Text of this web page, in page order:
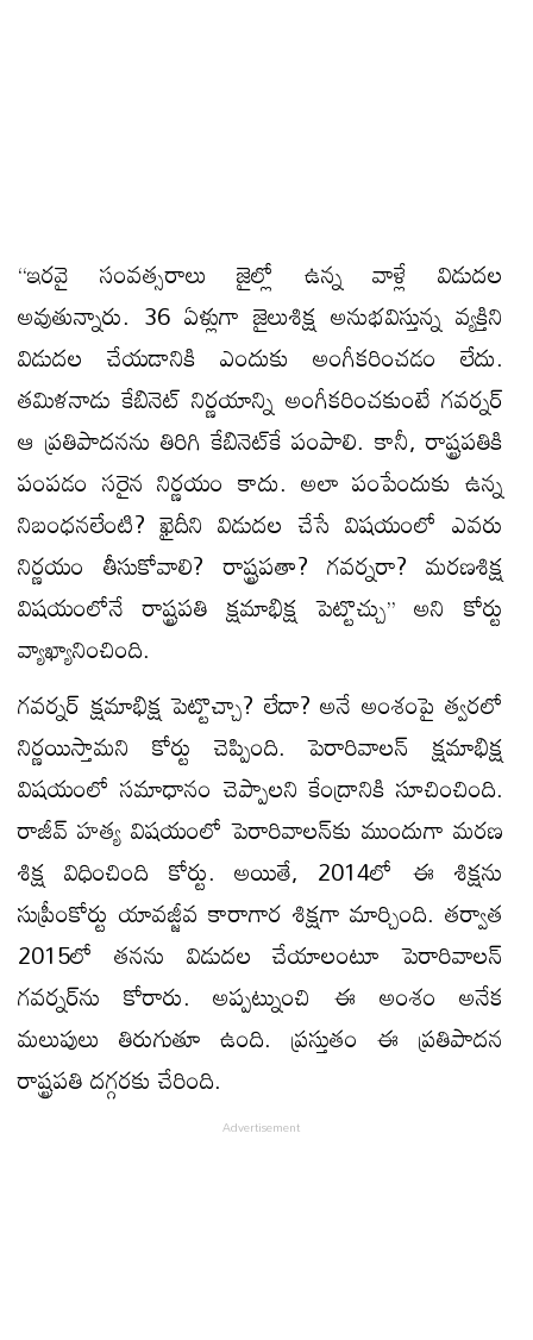
‘‘ఇరవై సంవత్సరాలు జైల్లో ఉన్న వాళ్లే విడుదల
అవుతున్నారు. 36 ఏళ్లుగా జైలుశిక్ష అనుభవిస్తున్న వ్యక్తిని
విడుదల చేయడానికి ఎందుకు అంగీకరించడం లేదు.
తమిళనాడు కేబినెట్ నిర్ణయాన్ని అంగీకరించకుంటే గవర్నర్
ఆ ప్రతిపాదనను తిరిగి కేబినెట్‌కే పంపాలి. కానీ, రాష్ట్రపతికి
పంపడం సరైన నిర్ణయం కాదు. అలా పంపేందుకు ఉన్న
నిబంధనలేంటి? ఖైదీని విడుదల చేసే విషయంలో ఎవరు
నిర్ణయం తీసుకోవాలి? రాష్ట్రపతా? గవర్నరా? మరణశిక్ష
విషయంలోనే రాష్ట్రపతి క్షమాభిక్ష పెట్టొచ్చు’’ అని కోర్టు
వ్యాఖ్యానించింది.
గవర్నర్ క్షమాభిక్ష పెట్టొచ్చా? లేదా? అనే అంశంపై త్వరలో
నిర్ణయిస్తామని కోర్టు చెప్పింది. పెరారివాలన్ క్షమాభిక్ష
విషయంలో సమాధానం చెప్పాలని కేంద్రానికి సూచించింది.
రాజీవ్ హత్య విషయంలో పెరారివాలన్‌కు ముందుగా మరణ
శిక్ష విధించింది కోర్టు. అయితే, 2014లో ఈ శిక్షను
సుప్రీంకోర్టు యావజ్జీవ కారాగార శిక్షగా మార్చింది. తర్వాత
2015లో తనను విడుదల చేయాలంటూ పెరారివాలన్
గవర్నర్‌ను కోరారు. అప్పట్నుంచి ఈ అంశం అనేక
మలుపులు తిరుగుతూ ఉంది. ప్రస్తుతం ఈ ప్రతిపాదన
రాష్ట్రపతి దగ్గరకు చేరింది.